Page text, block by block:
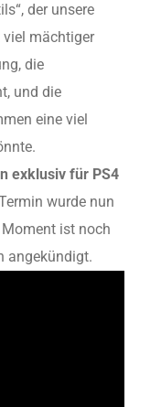
der unsere
viel mächtiger
die
und die
eine viel
exklusiv für PS4
wurde nun
ist noch
angekündigt.